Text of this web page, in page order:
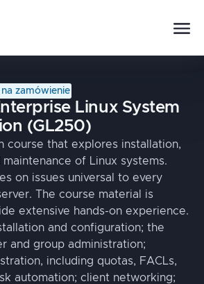
zamówienie
Linux System
(GL250)
course that explores installation,
of Linux systems.
on issues universal to every
The course material is
extensive hands-on experience.
and configuration; the
and group administration;
including quotas, FACLs,
automation; client networking;